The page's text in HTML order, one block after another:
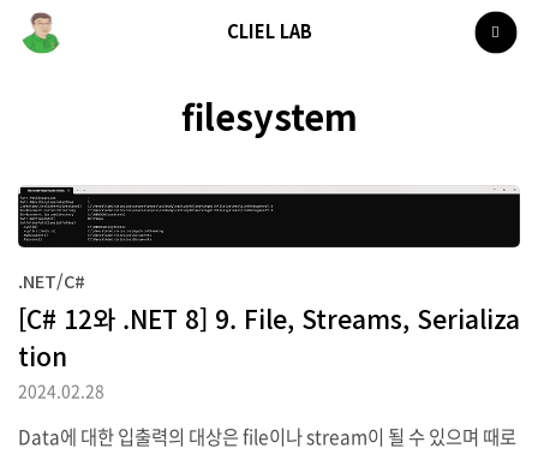
CLIEL LAB
filesystem
.NET/C#
[C# 12와 .NET 8] 9. File, Streams, Serializa
tion
2024.02.28
Data에 대한 입출력의 대상은 file이나 stream이 될 수 있으며 때로